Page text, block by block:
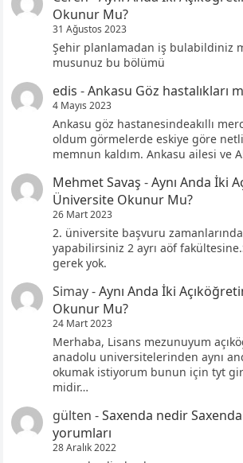
Okunur Mu?
31 Ağustos 2023
Şehir planlamadan iş bulabildiniz
musunuz bu bölümü
edis -Ankasu Göz hastalıkları
4 Mayıs 2023
Ankasu göz hastanesindeakıllı
oldum görmelerde eskiye göre
memnun kaldım. Ankasu ailesi ve
Mehmet Savaş -Aynı Anda İki
Üniversite Okunur Mu?
26 Mart 2023
2. üniversite başvuru
yapabilirsiniz 2 ayrı aöf
gerek yok.
Simay-Aynı Anda İki
Okunur Mu?
24 Mart 2023
Merhaba, Lisans mezunuyum
anadolu universitelerinden aynı
okumak istiyorum bunun için tyt
midir…
gülten -Saxenda nedir Saxenda
yorumları
28 Aralık 2022